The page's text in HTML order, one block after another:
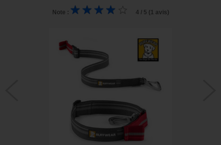
Note : 4 / 5 (1 avis)